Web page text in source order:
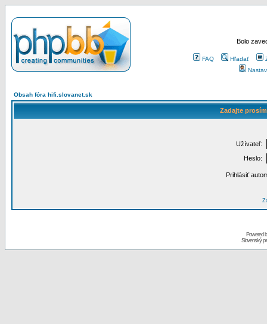
Bolo
FAQ Hľadať
Obsah fóra hifi.slovanet.sk
Zadajte
Užívateľ:
Heslo:
Prihlásiť
Powered
Slovenský